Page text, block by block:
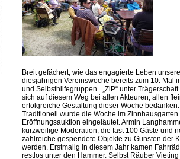
Breit gefächert, wie das engagierte Leben
diesjährigen Vereinswoche bereits zum 10. Mal
und Selbsthilfegruppen . „ZiP“ unter
sich auf diesem Weg bei allen Akteuren, allen
erfolgreiche Gestaltung dieser Woche bedanken.
Traditionell wurde die Woche im
Eröffnungsauktion eingeläutet. Armin
kurzweilige Moderation, die fast 100 Gäste und
zahlreiche gespendete Objekte zu Gunsten der
werden. Erstmalig in diesem Jahr kamen
restlos unter den Hammer. Selbst Räuber